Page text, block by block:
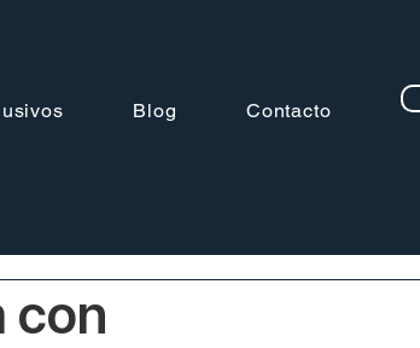
Blog Contacto
con